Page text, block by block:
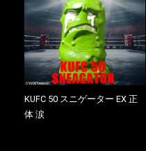
KUFC 50 スニゲーター EX 正
体 涙